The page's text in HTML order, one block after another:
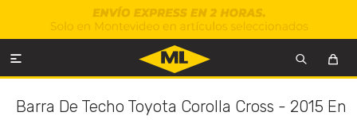

Barra De Techo Toyota Corolla Cross - 2015 En